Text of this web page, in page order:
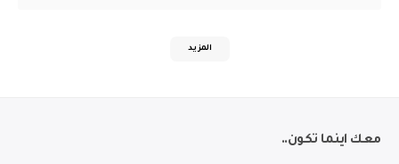
المزيد
معك اينما تكون..